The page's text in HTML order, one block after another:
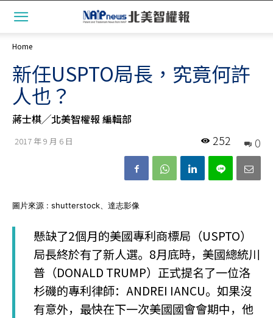
Home
新任USPTO局長，究竟何許
人也？
蔣士棋╱北美智權報 編輯部
2017 年 9 月 6 日 0
252
圖片來源 : shutterstock、達志影像
懸缺了2個月的美國專利商標局（USPTO）
局長終於有了新人選。8月底時，美國總統川
普（DONALD TRUMP）正式提名了一位洛
杉磯的專利律師：ANDREI IANCU。如果沒
有意外，最快在下一次美國國會會期中，他